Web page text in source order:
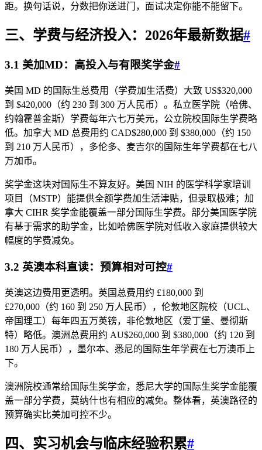
距。换句话说，分数把你送进门，面试决定你能不能留下。
三、学费与经济投入：2026年最新数据#
3.1 美加MD：高投入与有限奖学金#
美国 MD 的国际生总费用（学费加生活费）大致 US$320,000
到 $420,000（约 230 到 300 万人民币）。私立医学院（哈佛、
约翰霍普金斯）学费每年六七万美元，公立院校国际生学费略
低。加拿大 MD 总费用约 CAD$280,000 到 $380,000（约 150
到 210 万人民币），多伦多、麦吉尔的国际生年学费都在七八
万加币。
奖学金这块对国际生不算友好。美国 NIH 的医学科学家培训
项目（MSTP）能提供全额学费加生活津贴，但录取极难；加
拿大 CIHR 奖学金能覆盖一部分国际生学费。部分美国医学院
有基于需求的助学金，比如哈佛医学院对低收入家庭提供较大
幅度的学费减免。
3.2 英澳本科直读：预算相对可控#
英澳这边费用更透明。英国总费用约 £180,000 到
£270,000（约 160 到 250 万人民币），伦敦地区院校（UCL、
帝国理工）每年四五万英镑，非伦敦地区（爱丁堡、曼彻斯
特）略低。澳洲总费用约 AU$260,000 到 $380,000（约 120 到
180 万人民币），墨尔本、悉尼的国际生年学费在七万澳币上
下。
澳洲院校通常给国际生奖学金，悉尼大学的国际生奖学金能覆
盖一部分学费，莫纳什也有相应的减免。整体看，英澳路径的
预算确实比美加可控不少。
四、实习机会与临床经验积累#